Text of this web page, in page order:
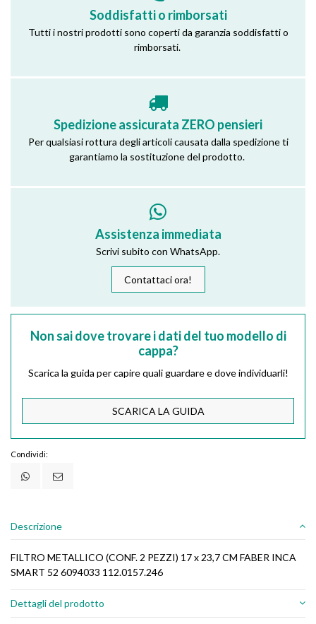
Soddisfatti o rimborsati
Tutti i nostri prodotti sono coperti da garanzia soddisfatti o
rimborsati.
Spedizione assicurata ZERO pensieri
Per qualsiasi rottura degli articoli causata dalla spedizione ti
garantiamo la sostituzione del prodotto.
Assistenza immediata
Scrivi subito con WhatsApp.
Contattaci ora!
Non sai dove trovare i dati del tuo modello di
cappa?
Scarica la guida per capire quali guardare e dove individuarli!
SCARICA LA GUIDA
Condividi:
Descrizione
FILTRO METALLICO (CONF. 2 PEZZI) 17 x 23,7 CM FABER INCA
SMART 52 6094033 112.0157.246
Dettagli del prodotto